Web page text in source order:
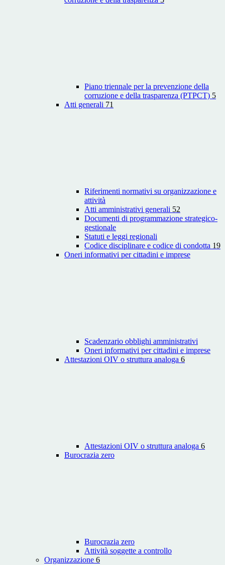
Piano triennale per la prevenzione della
corruzione e della trasparenza (PTPCT) 5
Atti generali 71
Riferimenti normativi su organizzazione e
attività
Atti amministrativi generali 52
Documenti di programmazione strategico-
gestionale
Statuti e leggi regionali
Codice disciplinare e codice di condotta 19
Oneri informativi per cittadini e imprese
Scadenzario obblighi amministrativi
Oneri informativi per cittadini e imprese
Attestazioni OIV o struttura analoga 6
Attestazioni OIV o struttura analoga 6
Burocrazia zero
Burocrazia zero
Attività soggette a controllo
Organizzazione 6